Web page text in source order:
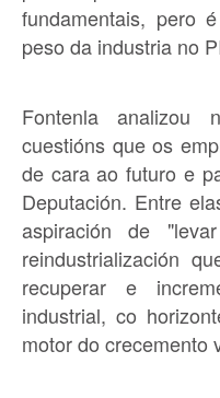
fundamentais, pero
peso da industria no
Fontenla analizou
cuestións que os
de cara ao futuro e
Deputación. Entre
aspiración de
reindustrialización
recuperar e
industrial, co
motor do crecemento